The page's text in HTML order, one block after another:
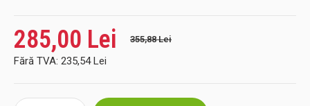
285,00 Lei 355,88 Lei
Fără TVA: 235,54 Lei